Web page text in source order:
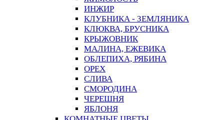
ИНЖИР
КЛУБНИКА - ЗЕМЛЯНИКА
КЛЮКВА, БРУСНИКА
КРЫЖОВНИК
МАЛИНА, ЕЖЕВИКА
ОБЛЕПИХА, РЯБИНА
ОРЕХ
СЛИВА
СМОРОДИНА
ЧЕРЕШНЯ
ЯБЛОНЯ